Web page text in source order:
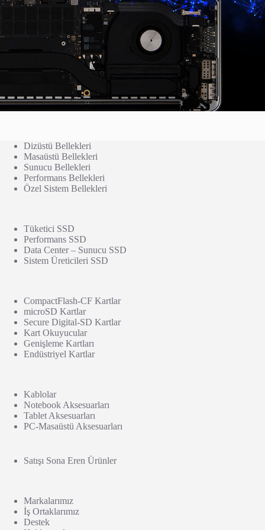
Dizüstü Bellekleri
Masaüstü Bellekleri
Sunucu Bellekleri
Performans Bellekleri
Özel Sistem Bellekleri
Tüketici SSD
Performans SSD
Data Center – Sunucu SSD
Sistem Üreticileri SSD
CompactFlash-CF Kartlar
microSD Kartlar
Secure Digital-SD Kartlar
Kart Okuyucular
Genişleme Kartları
Endüstriyel Kartlar
Kablolar
Notebook Aksesuarları
Tablet Aksesuarları
PC-Masaüstü Aksesuarları
Satışı Sona Eren Ürünler
Markalarımız
İş Ortaklarımız
Destek